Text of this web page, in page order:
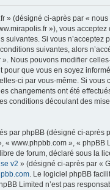
» (désigné ci-après par «
»), vous acceptez
suivantes. Si vous n’acceptez
suivantes, alors
Nous pouvons modifier
pour que vous en soyez
ci par vous-même. Si vous
changements ont été
conditions découlant des
par phpBB (désigné ci-après
« www.phpbb.com », « phpBB
de forum, déclaré sous la
v2 » (désigné ci-après par «
. Le logiciel phpBB
Limited n’est pas